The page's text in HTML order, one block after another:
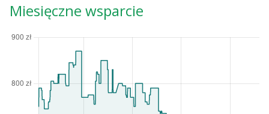
Miesięczne wsparcie